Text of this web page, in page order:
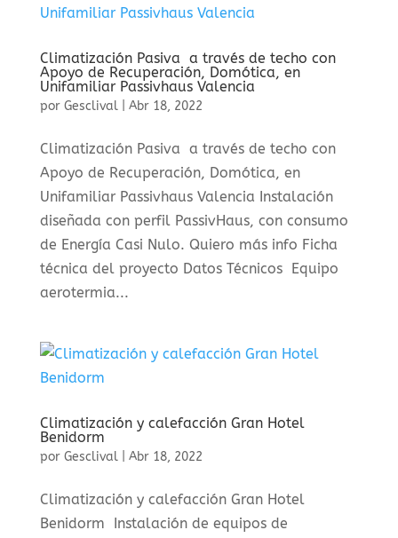
Climatización Pasiva a través de techo con
Apoyo de Recuperación, Domótica, en
Unifamiliar Passivhaus Valencia
por Gesclival| Abr 18, 2022
Climatización Pasiva a través de techo con
Apoyo de Recuperación, Domótica, en
Unifamiliar Passivhaus Valencia Instalación
diseñada con perfil PassivHaus, con consumo
de Energía Casi Nulo. Quiero más info Ficha
técnica del proyecto Datos Técnicos Equipo
aerotermia...
Climatización y calefacción Gran Hotel
Benidorm
por Gesclival| Abr 18, 2022
Climatización y calefacción Gran Hotel
Benidorm Instalación de equipos de